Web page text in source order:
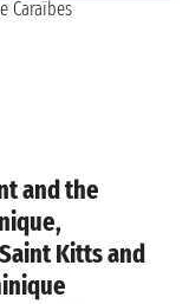
and the
Kitts and